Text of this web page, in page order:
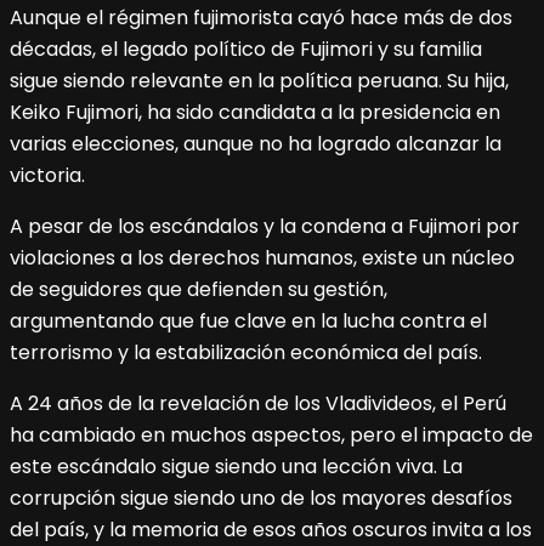
Aunque el régimen fujimorista cayó hace más de dos
décadas, el legado político de Fujimori y su familia
sigue siendo relevante en la política peruana. Su hija,
Keiko Fujimori, ha sido candidata a la presidencia en
varias elecciones, aunque no ha logrado alcanzar la
victoria.
A pesar de los escándalos y la condena a Fujimori por
violaciones a los derechos humanos, existe un núcleo
de seguidores que defienden su gestión,
argumentando que fue clave en la lucha contra el
terrorismo y la estabilización económica del país.
A 24 años de la revelación de los Vladivideos, el Perú
ha cambiado en muchos aspectos, pero el impacto de
este escándalo sigue siendo una lección viva. La
corrupción sigue siendo uno de los mayores desafíos
del país, y la memoria de esos años oscuros invita a los